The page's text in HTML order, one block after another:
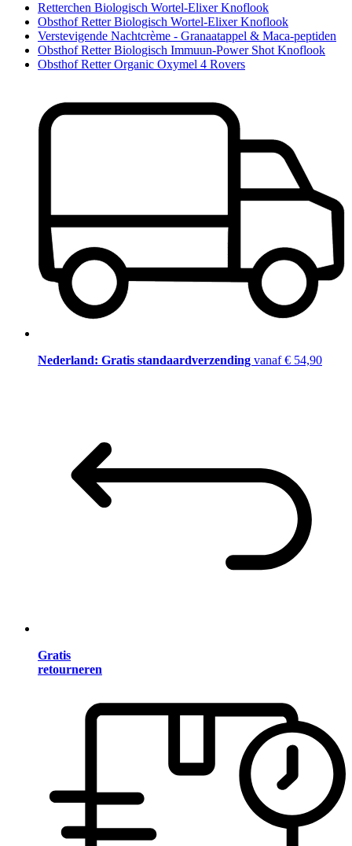
Retterchen Biologisch Wortel-Elixer Knoflook
Obsthof Retter Biologisch Wortel-Elixer Knoflook
Verstevigende Nachtcrème - Granaatappel & Maca-peptiden
Obsthof Retter Biologisch Immuun-Power Shot Knoflook
Obsthof Retter Organic Oxymel 4 Rovers
Nederland: Gratis standaardverzending vanaf € 54,90
Gratis
retourneren